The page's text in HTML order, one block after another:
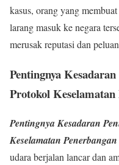
kasus, orang yang
larang masuk ke negara
merusak reputasi dan
Pentingnya
Protokol Keselamatan
Pentingnya Kesadaran
Keselamatan Penerbangan
udara berjalan lancar dan